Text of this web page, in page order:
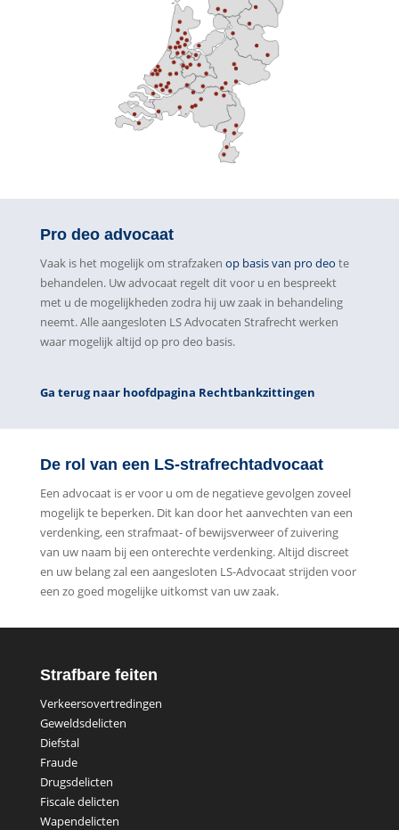
Pro deo advocaat
Vaak is het mogelijk om strafzaken op basis van pro deo te
behandelen. Uw advocaat regelt dit voor u en bespreekt
met u de mogelijkheden zodra hij uw zaak in behandeling
neemt. Alle aangesloten LS Advocaten Strafrecht werken
waar mogelijk altijd op pro deo basis.
Ga terug naar hoofdpagina Rechtbankzittingen
De rol van een LS-strafrechtadvocaat
Een advocaat is er voor u om de negatieve gevolgen zoveel
mogelijk te beperken. Dit kan door het aanvechten van een
verdenking, een strafmaat- of bewijsverweer of zuivering
van uw naam bij een onterechte verdenking. Altijd discreet
en uw belang zal een aangesloten LS-Advocaat strijden voor
een zo goed mogelijke uitkomst van uw zaak.
Strafbare feiten
Verkeersovertredingen
Geweldsdelicten
Diefstal
Fraude
Drugsdelicten
Fiscale delicten
Wapendelicten